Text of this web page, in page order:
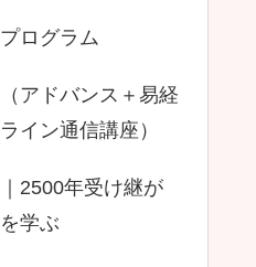
ログラム
アドバンス＋易経
イン通信講座）
2500年受け継が
学ぶ